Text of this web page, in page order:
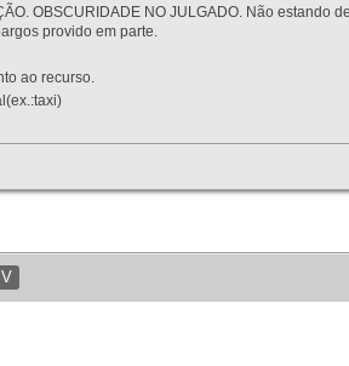
OBSCURIDADE NO JULGADO. Não
provido em parte.
ao recurso.